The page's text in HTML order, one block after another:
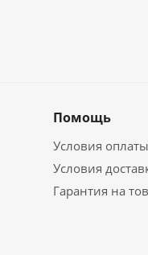
Помощь
Условия оплаты
Условия
Гарантия на